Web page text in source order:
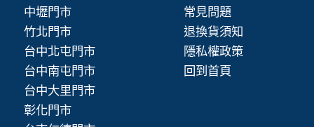
中壢門市
竹北門市
台中北屯門市
台中南屯門市
台中大里門市
彰化門市
常見問題
退換貨須知
隱私權政策
回到首頁